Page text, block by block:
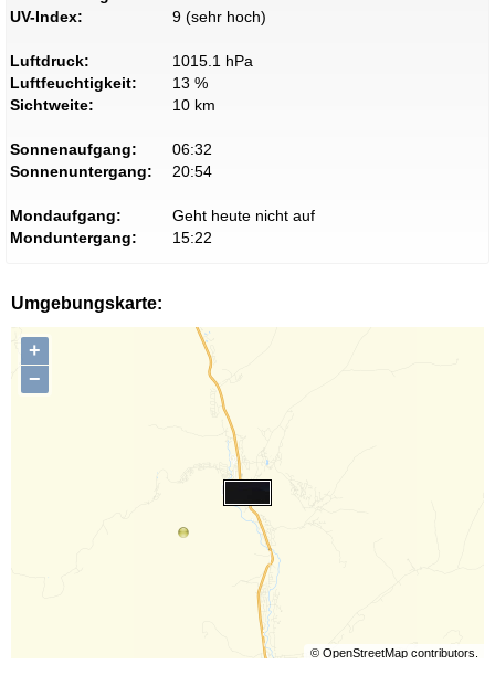
UV-Index:
9 (sehr hoch)
Luftdruck:
1015.1 hPa
Luftfeuchtigkeit:
13 %
Sichtweite:
10 km
Sonnenaufgang:
06:32
Sonnenuntergang:
20:54
Mondaufgang:
Geht heute nicht auf
Monduntergang:
15:22
Umgebungskarte:
+
−
© OpenStreetMapcontributors.